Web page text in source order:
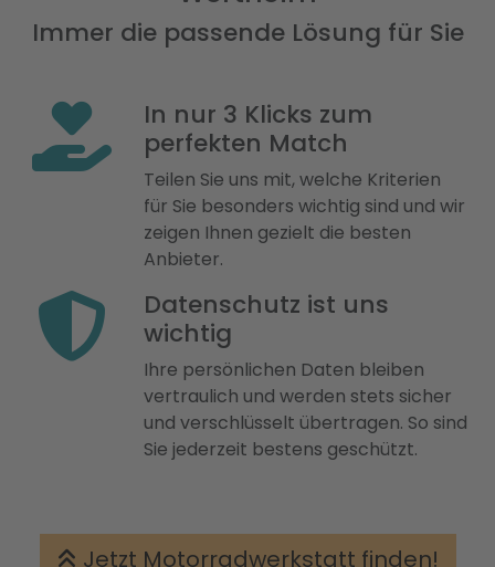
Immer die passende Lösung für Sie
In nur 3 Klicks zum
perfekten Match
Teilen Sie uns mit, welche Kriterien
für Sie besonders wichtig sind und wir
zeigen Ihnen gezielt die besten
Anbieter.
Datenschutz ist uns
wichtig
Ihre persönlichen Daten bleiben
vertraulich und werden stets sicher
und verschlüsselt übertragen. So sind
Sie jederzeit bestens geschützt.
Jetzt Motorradwerkstatt finden!